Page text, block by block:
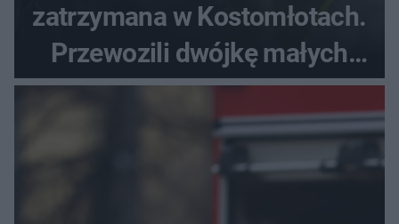
zatrzymana w Kostomłotach.
Przewozili dwójkę małych
dzieci